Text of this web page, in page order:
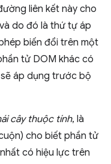
liên kết này cho
do đó là thứ tự áp
biến đổi trên một
tử DOM khác có
áp dụng trước bộ
cây thuộc tính, là
cho biết phần tử
có hiệu lực trên